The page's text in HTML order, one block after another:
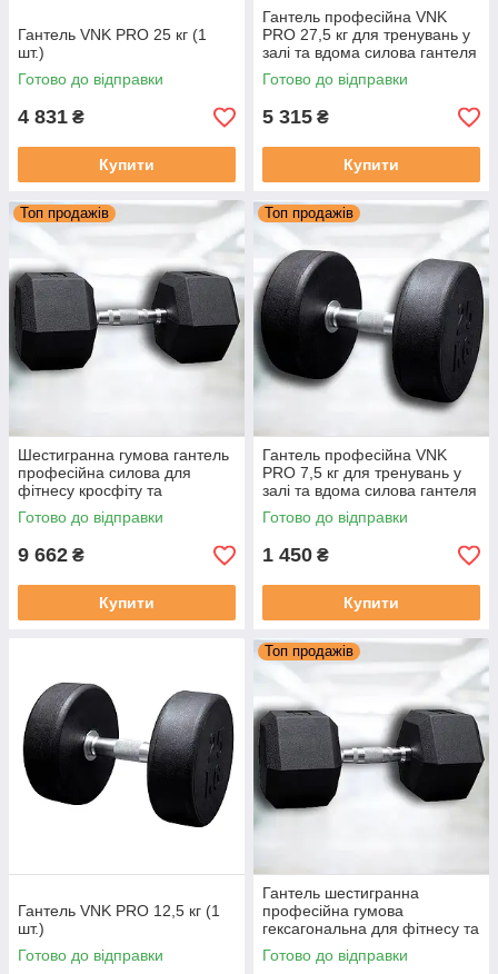
Гантель VNK PRO 25 кг (1
шт.)
Готово до відправки
4 831 ₴
Купити
Гантель професійна VNK
PRO 27,5 кг для тренувань у
залі та вдома силова гантеля
для фітнесу та бодибілдингу
Готово до відправки
5 315 ₴
Купити
Топ продажів
Шестигранна гумова гантель
професійна силова для
фітнесу кросфіту та
бодибілдингу VNK PRO 50 кг
(1 шт.)
Готово до відправки
9 662 ₴
Купити
Топ продажів
Гантель професійна VNK
PRO 7,5 кг для тренувань у
залі та вдома силова гантеля
для фітнесу та бодибілдингу
Готово до відправки
1 450 ₴
Купити
Гантель VNK PRO 12,5 кг (1
шт.)
Готово до відправки
Топ продажів
Гантель шестигранна
професійна гумова
гексагональна для фітнесу та
силових тренувань VNK PRO
45 кг (1 шт.)
Готово до відправки